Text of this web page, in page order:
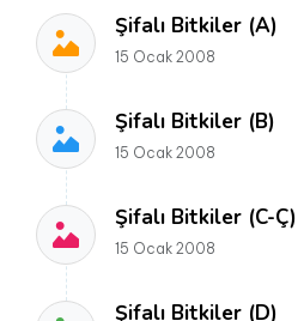
Şifalı Bitkiler (A)
15 Ocak 2008
Şifalı Bitkiler (B)
15 Ocak 2008
Şifalı Bitkiler (C-Ç)
15 Ocak 2008
Şifalı Bitkiler (D)